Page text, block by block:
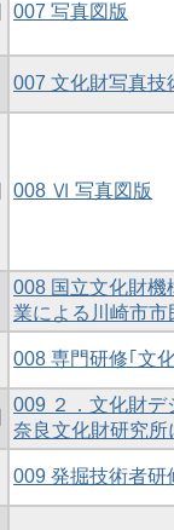
007 写真図版
007 文化財写真技
008 Ⅵ 写真図版
008 国立文化財機
業による川崎市
008 専門研修｢文
009 ２．文化財デ
奈良文化財研究
009 発掘技術者研